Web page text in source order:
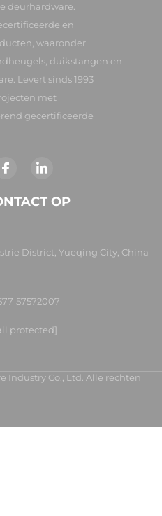
deurhardware.
en
waaronder
duikstangen en
Levert sinds 1993
met
gecertificeerde
OP
District, Yueqing City, China
57572007
protected]
Industry Co., Ltd. Alle rechten